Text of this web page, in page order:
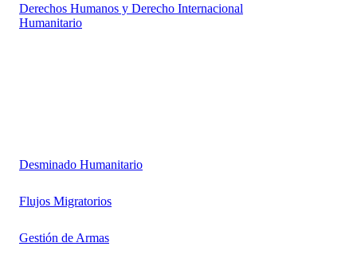
Derechos Humanos y Derecho Internacional
Humanitario
Desminado Humanitario
Flujos Migratorios
Gestión de Armas